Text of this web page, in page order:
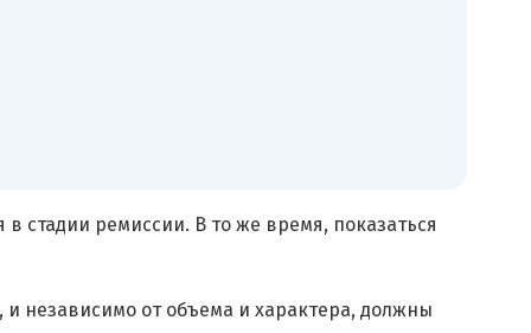
стадии ремиссии. В то же время, показаться
независимо от объема и характера, должны